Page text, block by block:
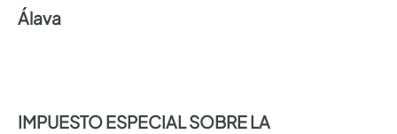
Álava
IMPUESTO ESPECIAL SOBRE LA